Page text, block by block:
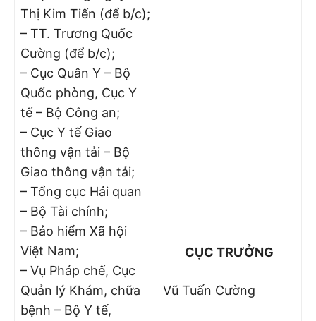
Thị Kim Tiến (để b/c);
– TT. Trương Quốc
Cường (để b/c);
– Cục Quân Y – Bộ
Quốc phòng, Cục Y
tế – Bộ Công an;
– Cục Y tế Giao
thông vận tải – Bộ
Giao thông vận tải;
– Tổng cục Hải quan
– Bộ Tài chính;
– Bảo hiểm Xã hội
Việt Nam;
– Vụ Pháp chế, Cục
Quản lý Khám, chữa
bệnh – Bộ Y tế,
CỤC TRƯỞNG
Vũ Tuấn Cường